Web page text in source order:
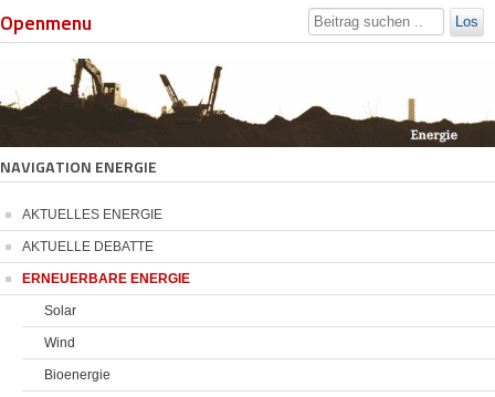
Openmenu Los
NAVIGATION ENERGIE
AKTUELLES ENERGIE
AKTUELLE DEBATTE
ERNEUERBARE ENERGIE
Solar
Wind
Bioenergie